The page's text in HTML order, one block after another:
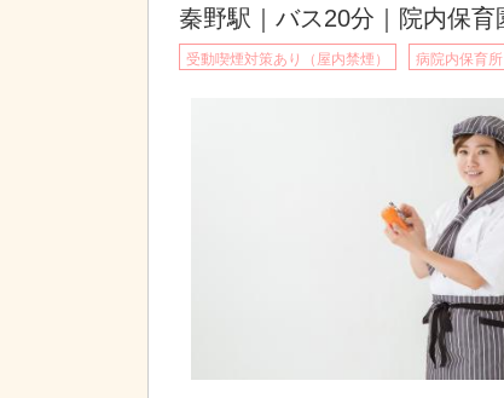
秦野駅｜バス20分｜院内保育
受動喫煙対策あり（屋内禁煙） 病院内保育所